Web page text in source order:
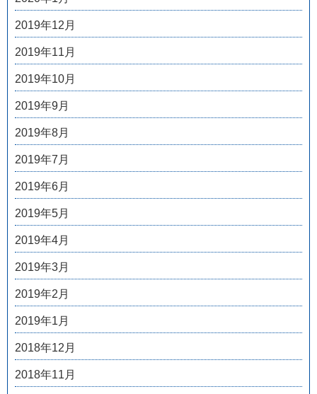
2019年12月
2019年11月
2019年10月
2019年9月
2019年8月
2019年7月
2019年6月
2019年5月
2019年4月
2019年3月
2019年2月
2019年1月
2018年12月
2018年11月